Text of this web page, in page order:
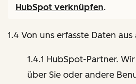
HubSpot verknüpfen.
1.4 Von uns erfasste Daten
1.4.1 HubSpot-Partner.
über Sie oder andere